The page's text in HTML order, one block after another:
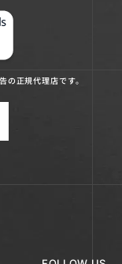
正規代理店です。